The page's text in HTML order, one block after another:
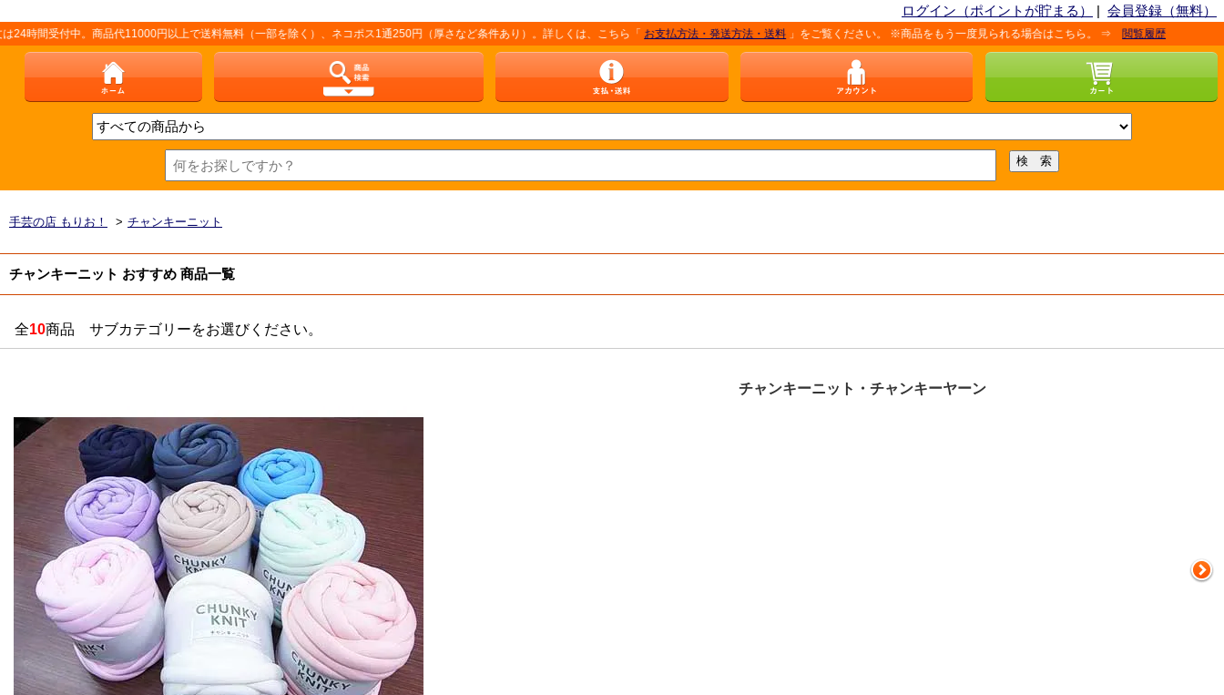
ログイン（ポイントが貯まる） | 会員登録（無料）
中。商品代11000円以上で送料無料（一部を除く）、ネコポス1通250円（厚さなど条件あり）。詳しくは、こちら「 お支払方法・発送方法・送料」をご覧ください。 ※商品をもう一度見られる場合はこちら。 ⇒閲覧履歴
手芸の店 もりお！ > チャンキーニット
チャンキーニット おすすめ 商品一覧
全10商品 サブカテゴリーをお選びください。
チャンキーニット・チャンキーヤーン